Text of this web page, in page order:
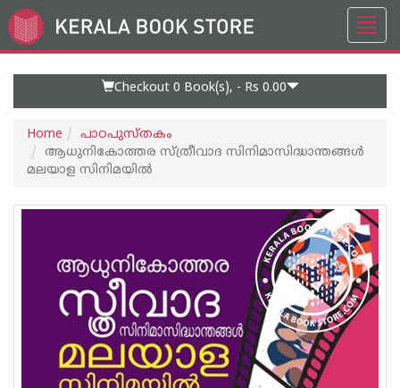
Go
to
Checkout 0 Book(s), - Rs 0.00
Home
പാഠപുസ്തകം
ആധുനികോത്തര സ്ത്രീവാദ സിനിമാസിദ്ധാന്തങ്ങൾ
മലയാള സിനിമയിൽ